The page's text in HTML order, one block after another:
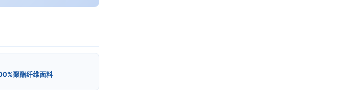
聚酯纤维面料